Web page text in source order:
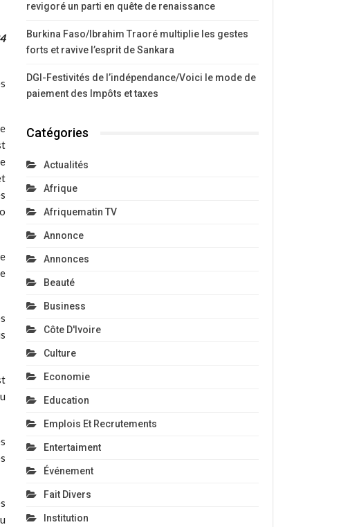
revigoré un parti en quête de renaissance
Burkina Faso/Ibrahim Traoré multiplie les gestes
forts et ravive l’esprit de Sankara
DGI-Festivités de l’indépendance/Voici le mode de
paiement des Impôts et taxes
Catégories
Actualités
Afrique
Afriquematin TV
Annonce
Annonces
Beauté
Business
Côte D'Ivoire
Culture
Economie
Education
Emplois Et Recrutements
Entertaiment
Événement
Fait Divers
Institution